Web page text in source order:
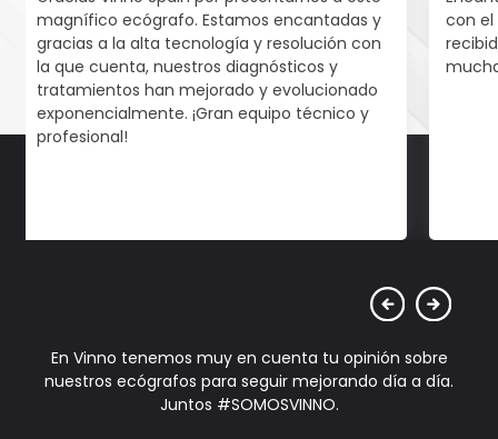
magnífico ecógrafo. Estamos encantadas y
gracias a la alta tecnología y resolución con
la que cuenta, nuestros diagnósticos y
tratamientos han mejorado y evolucionado
exponencialmente. ¡Gran equipo técnico y
profesional!
con el
En Vinno tenemos muy en cuenta tu opinión sobre
nuestros ecógrafos para seguir mejorando día a día.
Juntos #SOMOSVINNO.